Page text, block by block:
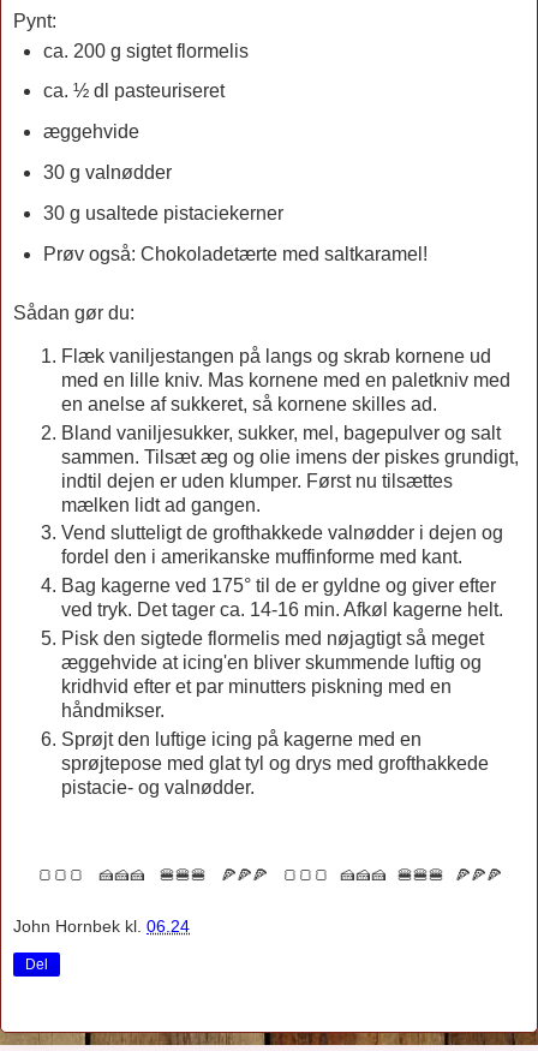
Pynt:
ca. 200 g sigtet flormelis
ca. ½ dl pasteuriseret
æggehvide
30 g valnødder
30 g usaltede pistaciekerner
Prøv også: Chokoladetærte med saltkaramel!
Sådan gør du:
Flæk vaniljestangen på langs og skrab kornene ud
med en lille kniv. Mas kornene med en paletkniv med
en anelse af sukkeret, så kornene skilles ad.
Bland vaniljesukker, sukker, mel, bagepulver og salt
sammen. Tilsæt æg og olie imens der piskes grundigt,
indtil dejen er uden klumper. Først nu tilsættes
mælken lidt ad gangen.
Vend slutteligt de grofthakkede valnødder i dejen og
fordel den i amerikanske muffinforme med kant.
Bag kagerne ved 175° til de er gyldne og giver efter
ved tryk. Det tager ca. 14-16 min. Afkøl kagerne helt.
Pisk den sigtede flormelis med nøjagtigt så meget
æggehvide at icing'en bliver skummende luftig og
kridhvid efter et par minutters piskning med en
håndmikser.
Sprøjt den luftige icing på kagerne med en
sprøjtepose med glat tyl og drys med grofthakkede
pistacie- og valnødder.
🍞🍞🍞 🍰🍰🍰 🍔🍔🍔 🍕🍕🍕 🍞🍞🍞 🍰🍰🍰 🍔🍔🍔 🍕🍕🍕
John Hornbek kl. 06.24
Del